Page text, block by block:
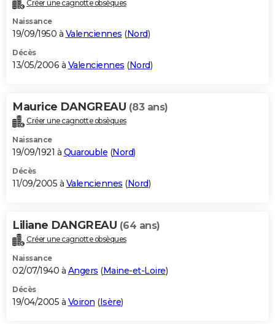
Créer une cagnotte obsèques
Naissance
19/09/1950 à Valenciennes (Nord)
Décès
13/05/2006 à Valenciennes (Nord)
Maurice DANGREAU (83 ans)
Créer une cagnotte obsèques
Naissance
19/09/1921 à Quarouble (Nord)
Décès
11/09/2005 à Valenciennes (Nord)
Liliane DANGREAU (64 ans)
Créer une cagnotte obsèques
Naissance
02/07/1940 à Angers (Maine-et-Loire)
Décès
19/04/2005 à Voiron (Isère)